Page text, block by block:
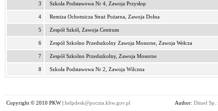
3 Szkoła Podstawowa Nr 4, Zawoja Przysłop
4 Remiza Ochotnicza Straż Pożarna, Zawoja Dolna
5 Zespół Szkół, Zawoja Centrum
6 Zespół Szkolno Przedszkolny Zawoja Mosorne, Zawoja Wełcza
7 Zespół Szkolno Przedszkolny, Zawoja Mosorne
8 Szkoła Podstawowa Nr 2, Zawoja Wilczna
Copyright © 2010 PKW | helpdesk@poczta.kbw.gov.pl Author: Dituel Sp.